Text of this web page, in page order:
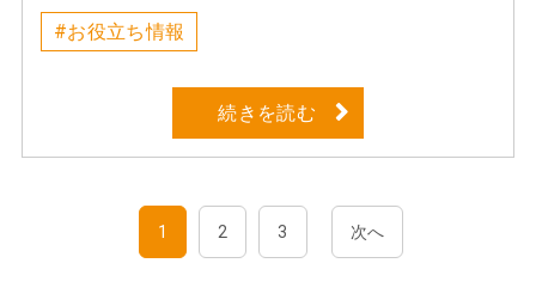
という成果につなげること。ただし、数字だけを追
がなければ、どれだけ商品知識が豊富でも購入には
つながりませんし、どれだけ接客が丁寧でも、お客
でギャップを感じやすいポイントです。数字目標や
成約率など、接客ではあまり意識しなかった評価基
準に戸惑うことも少なくありません。 ② スタンス■
が一時的に増加したタイミングに合わせて、１カ月
～半年、あるいは数週間といった短期間でも人材を
業できる期間は最長で３年と定められており、正社
員のような長期雇用を前提としていないため、採用
リスクを抑えた運用が可能です。 ② 急な人員不
派遣会社が登録している人材の中から迅速に候補者
を提案できるため、業務の停滞を防ぎやすくなりま
はつながりません。昨今はSNSやレビューサイトの
発達により、顧客の声が広範囲に影響を与える時代
になりました。満足した顧客はポジティブな口コミ
を広げ、企業のブランド価値を高めてくれます。一
方で、不満を持った顧客の声は瞬く間に拡散し、企
ます。皆様も飲食店を選ぶときやネットで商品を購
入する際、誰かの体験談や評価を参考にしたことが
ある方も多いのではないでしょうか。こうした“お
#お役立ち情報
続きを読む
1 2 3 次へ